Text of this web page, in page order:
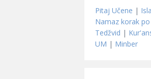
Pitaj Učene |
Namaz korak
Tedžvid |
UM | Minber